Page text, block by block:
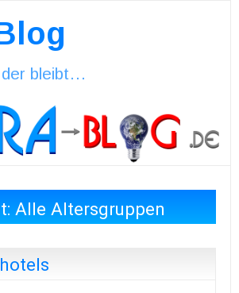
bleibt…
Alle Altersgruppen